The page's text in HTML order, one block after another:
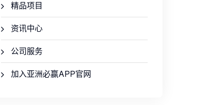
精品项目
资讯中心
公司服务
加入亚洲必赢APP官网